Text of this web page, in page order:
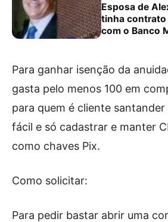
Esposa de
tinha contrato
com o Banco
Para ganhar isenção da
gasta pelo menos 100 em
para quem é cliente
fácil e só cadastrar e manter
como chaves Pix.
Como solicitar:
Para pedir bastar abrir uma